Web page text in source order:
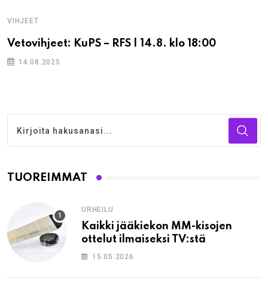
VIHJEET
Vetovihjeet: KuPS – RFS | 14.8. klo 18:00
14.08.2025
TUOREIMMAT
URHEILU
Kaikki jääkiekon MM-kisojen
ottelut ilmaiseksi TV:stä
15.05.2026